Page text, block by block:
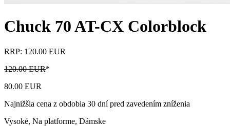
Chuck 70 AT-CX Colorblock
RRP: 120.00 EUR
120.00 EUR*
80.00 EUR
Najnižšia cena z obdobia 30 dní pred zavedením zníženia
Vysoké, Na platforme, Dámske